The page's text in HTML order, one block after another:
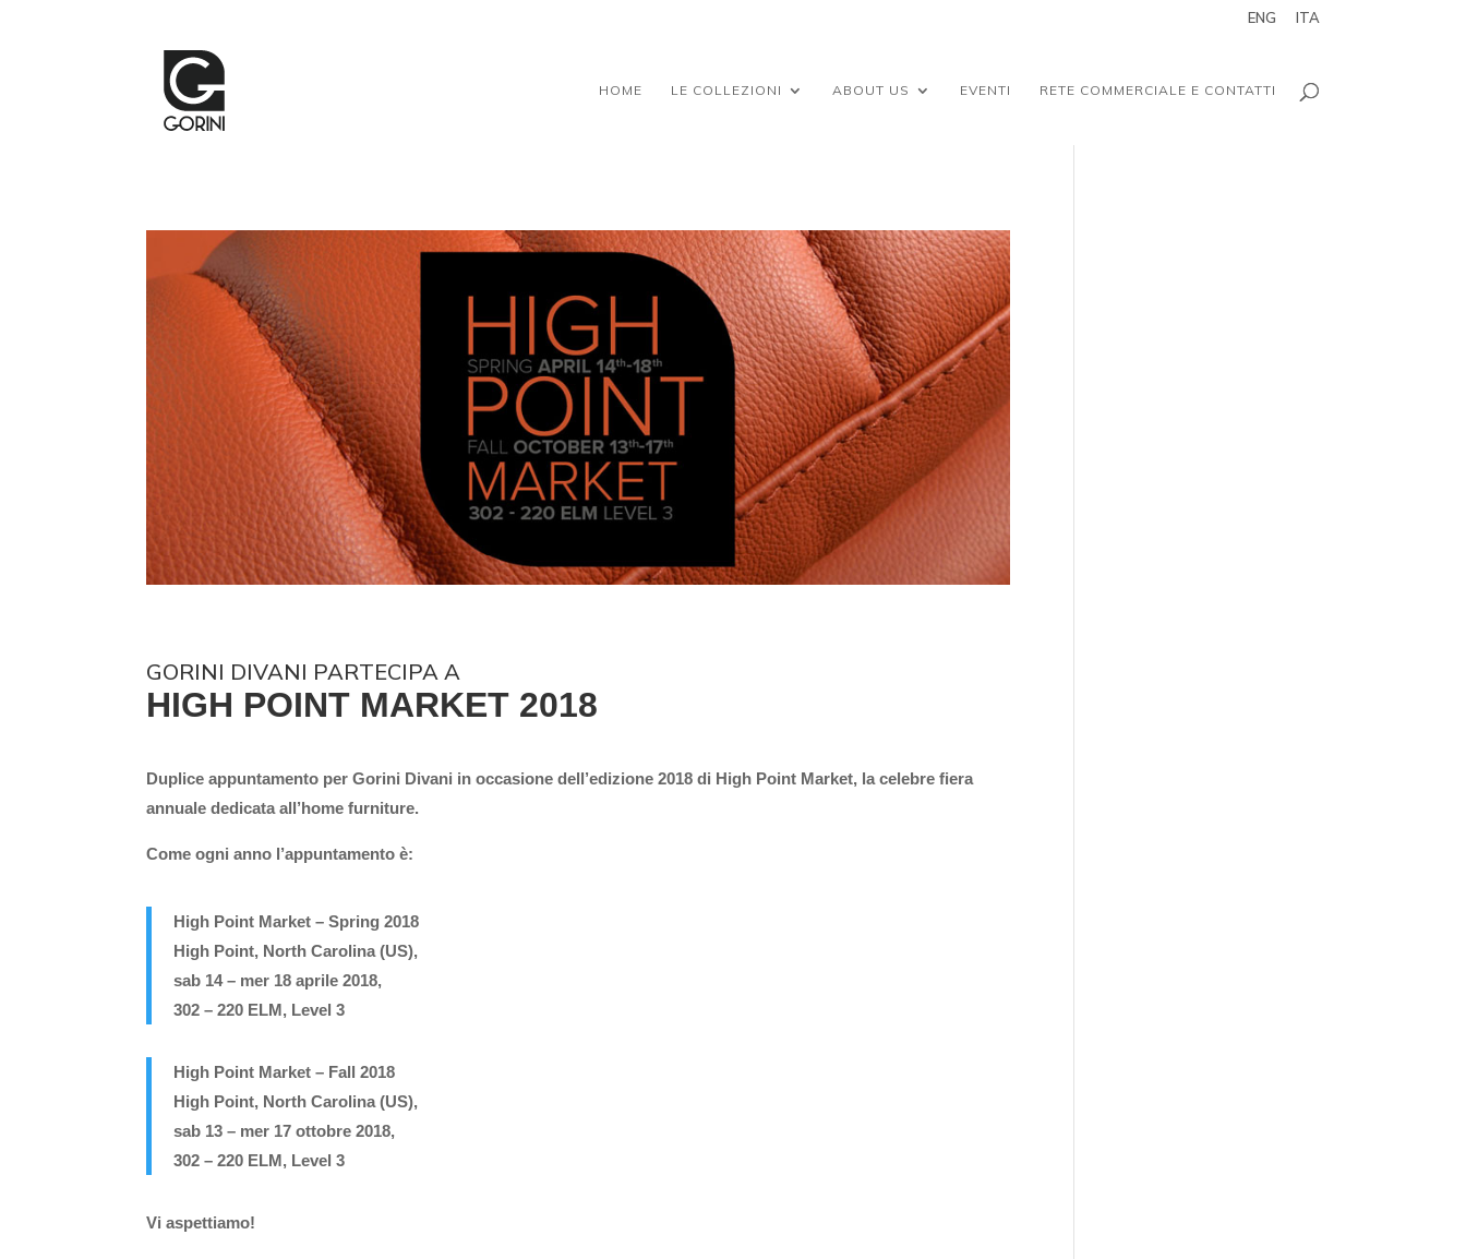
ENG ITA
HOME LE COLLEZIONI ABOUT US EVENTI RETE COMMERCIALE E CONTATTI
GORINI DIVANI PARTECIPA A
HIGH POINT MARKET 2018
Duplice appuntamento per Gorini Divani in occasione dell’edizione 2018 di High Point Market, la celebre fiera
annuale dedicata all’home furniture.
Come ogni anno l’appuntamento è:
High Point Market – Spring 2018
High Point, North Carolina (US),
sab 14 – mer 18 aprile 2018,
302 – 220 ELM, Level 3
High Point Market – Fall 2018
High Point, North Carolina (US),
sab 13 – mer 17 ottobre 2018,
302 – 220 ELM, Level 3
Vi aspettiamo!